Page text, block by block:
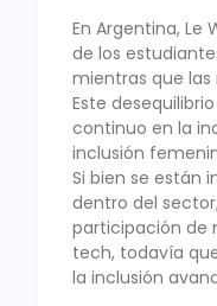
En Argentina,
de los
mientras que las
Este
continuo en la
inclusión
Si bien se están
dentro del
participación de
tech, todavía
la inclusión